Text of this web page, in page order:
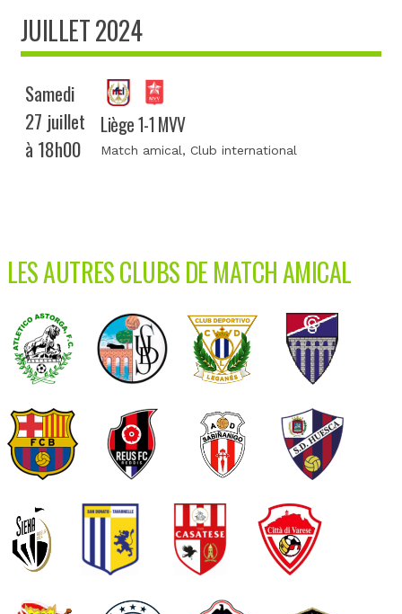
JUILLET 2024
Samedi
27 juillet
à 18h00
Liège 1-1 MVV
Match amical, Club international
LES AUTRES CLUBS DE MATCH AMICAL